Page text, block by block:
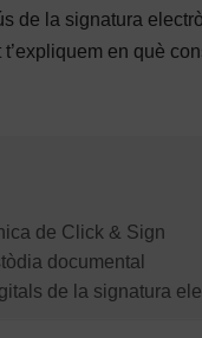
de la signatura
en què
de Click & Sign
documental
de la signatura